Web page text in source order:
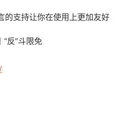
的支持让你在使用上更加友好